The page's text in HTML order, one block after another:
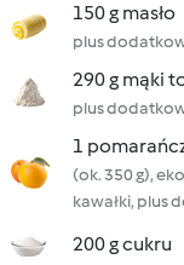
150 g masło
plus
290 g mąki
plus
1
(ok. 350 g),
kawałki, plus
200 g cukru